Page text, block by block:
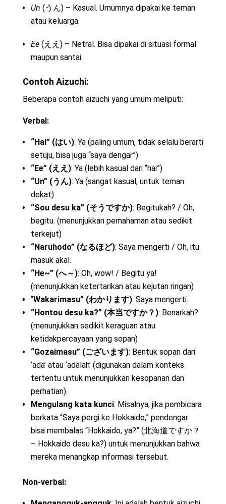
Un (うん) – Kasual. Umumnya dipakai ke teman
atau keluarga.
Ee (ええ) – Netral. Bisa dipakai di situasi formal
maupun santai.
Contoh Aizuchi:
Beberapa contoh aizuchi yang umum meliputi:
Verbal:
“Hai” (はい): Ya (paling umum, tidak selalu berarti
setuju, bisa juga “saya dengar”)
“Ee” (ええ): Ya (lebih kasual dari “hai”)
“Un” (うん): Ya (sangat kasual, untuk teman
dekat)
“Sou desu ka” (そうですか): Begitukah? / Oh,
begitu. (menunjukkan pemahaman atau sedikit
terkejut)
“Naruhodo” (なるほど): Saya mengerti / Oh, itu
masuk akal.
“He~” (へ～): Oh, wow! / Begitu ya!
(menunjukkan ketertarikan atau kejutan ringan)
“Wakarimasu” (わかります): Saya mengerti.
“Hontou desu ka?” (本当ですか？): Benarkah?
(menunjukkan sedikit keraguan atau
ketidakpercayaan yang sopan)
“Gozaimasu” (ございます): Bentuk sopan dari
‘ada’ atau ‘adalah’ (digunakan dalam konteks
tertentu untuk menunjukkan kesopanan dan
perhatian).
Mengulang kata kunci: Misalnya, jika pembicara
berkata “Saya pergi ke Hokkaido,” pendengar
bisa membalas “Hokkaido, ya?” (北海道ですか？
– Hokkaido desu ka?) untuk menunjukkan bahwa
mereka menangkap informasi tersebut.
Non-verbal: